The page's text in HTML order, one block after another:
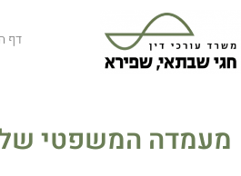
דף
מעמדה המשפטי של